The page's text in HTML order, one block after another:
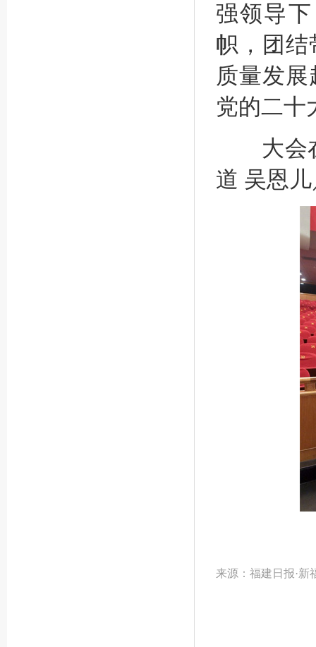
强领导
帜，团结
质量发
党的二十
大会在
道 吴恩
来源：福建日报·新